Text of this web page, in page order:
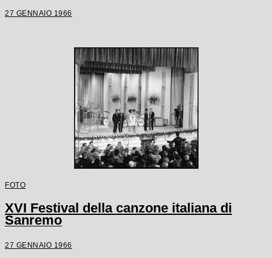
27 GENNAIO 1966
FOTO
XVI Festival della canzone italiana di
Sanremo
27 GENNAIO 1966